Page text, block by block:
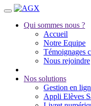
Qui sommes nous ?
Accueil
Notre Equipe
Témoignages
Nous rejoindre
Nos solutions
Gestion en
Appli Elèves